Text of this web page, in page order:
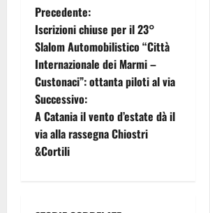
N
a
v
i
g
a
Precedente:
Iscrizioni chiuse per il 23°
Slalom Automobilistico “Città
Internazionale dei Marmi –
Custonaci”: ottanta piloti al via
Successivo:
A Catania il vento d’estate dà il
via alla rassegna Chiostri
&Cortili